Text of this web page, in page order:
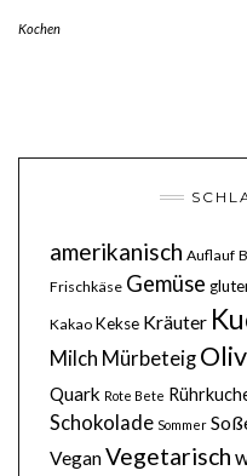
Kochen
amerikanisch Auflauf
Frischkäse Gemüse
Kakao Kekse Kräuter
Milch Mürbeteig
Quark Rote Bete
Schokolade Sommer
VeganVegetarisch